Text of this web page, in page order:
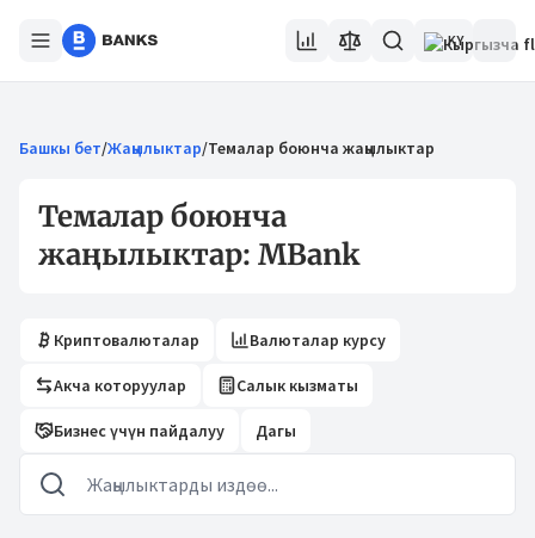
KY
Башкы бет/Жаңылыктар/Темалар боюнча жаңылыктар
Темалар боюнча
жаңылыктар: MBank
Криптовалюталар Валюталар курсу
Акча которуулар Салык кызматы
Бизнес үчүн пайдалуу Дагы